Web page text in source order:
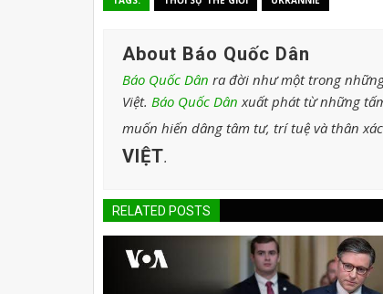
About Báo Quốc Dân
Báo Quốc Dân ra đời như một trong
Việt. Báo Quốc Dân xuất phát từ những
muốn hiến dâng tâm tư, trí tuệ và thân
VIỆT.
RELATED POSTS